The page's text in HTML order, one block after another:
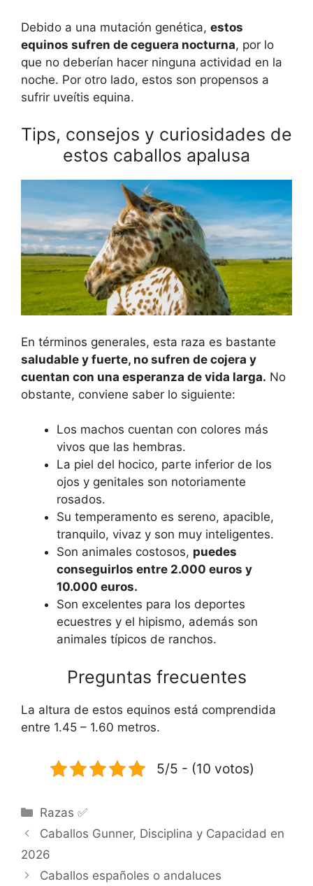
Debido a una mutación genética, estos
equinos sufren de ceguera nocturna, por lo
que no deberían hacer ninguna actividad en la
noche. Por otro lado, estos son propensos a
sufrir uveítis equina.
Tips, consejos y curiosidades de
estos caballos apalusa
En términos generales, esta raza es bastante
saludable y fuerte, no sufren de cojera y
cuentan con una esperanza de vida larga. No
obstante, conviene saber lo siguiente:
Los machos cuentan con colores más
vivos que las hembras.
La piel del hocico, parte inferior de los
ojos y genitales son notoriamente
rosados.
Su temperamento es sereno, apacible,
tranquilo, vivaz y son muy inteligentes.
Son animales costosos, puedes
conseguirlos entre 2.000 euros y
10.000 euros.
Son excelentes para los deportes
ecuestres y el hipismo, además son
animales típicos de ranchos.
Preguntas frecuentes
La altura de estos equinos está comprendida
entre 1.45 – 1.60 metros.
5/5 - (10 votos)
Categorías
Razas ✅
Caballos Gunner, Disciplina y Capacidad en
2026
Caballos españoles o andaluces